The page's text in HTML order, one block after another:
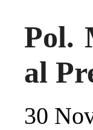
Pol.
al
30